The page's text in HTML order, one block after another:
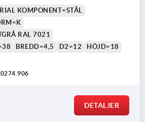
KOMPONENT=STÅL
RAL 7021
BREDD=4,5 D2=12
HÖJD=18
DETALJER